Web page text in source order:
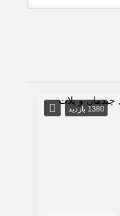
1380 بازدید